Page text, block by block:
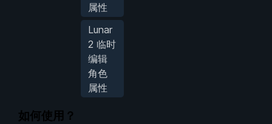
属性
Lunar
2 临时
编辑
角色
属性
如何使用？